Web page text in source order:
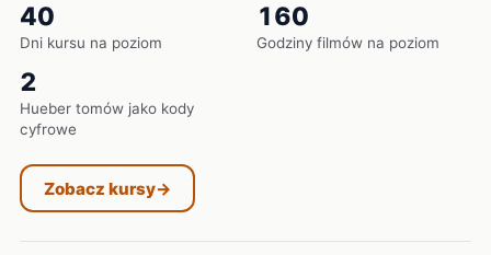
40
Dni kursu na poziom
160
Godziny filmów na poziom
2
Hueber tomów jako kody
cyfrowe
Zobacz kursy→